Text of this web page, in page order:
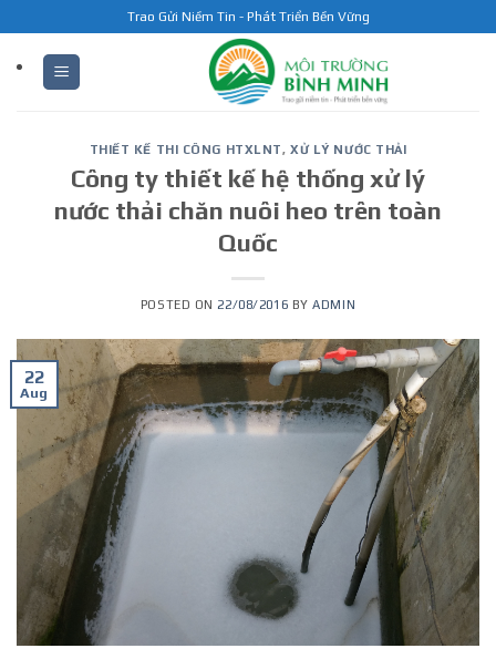
to
content
Trao Gửi Niềm Tin - Phát Triển Bền Vững
THIẾT KẾ THI CÔNG HTXLNT,XỬ LÝ NƯỚC THẢI
Công ty thiết kế hệ thống xử lý
nước thải chăn nuôi heo trên toàn
Quốc
POSTED ON 22/08/2016 BYADMIN
22
Aug